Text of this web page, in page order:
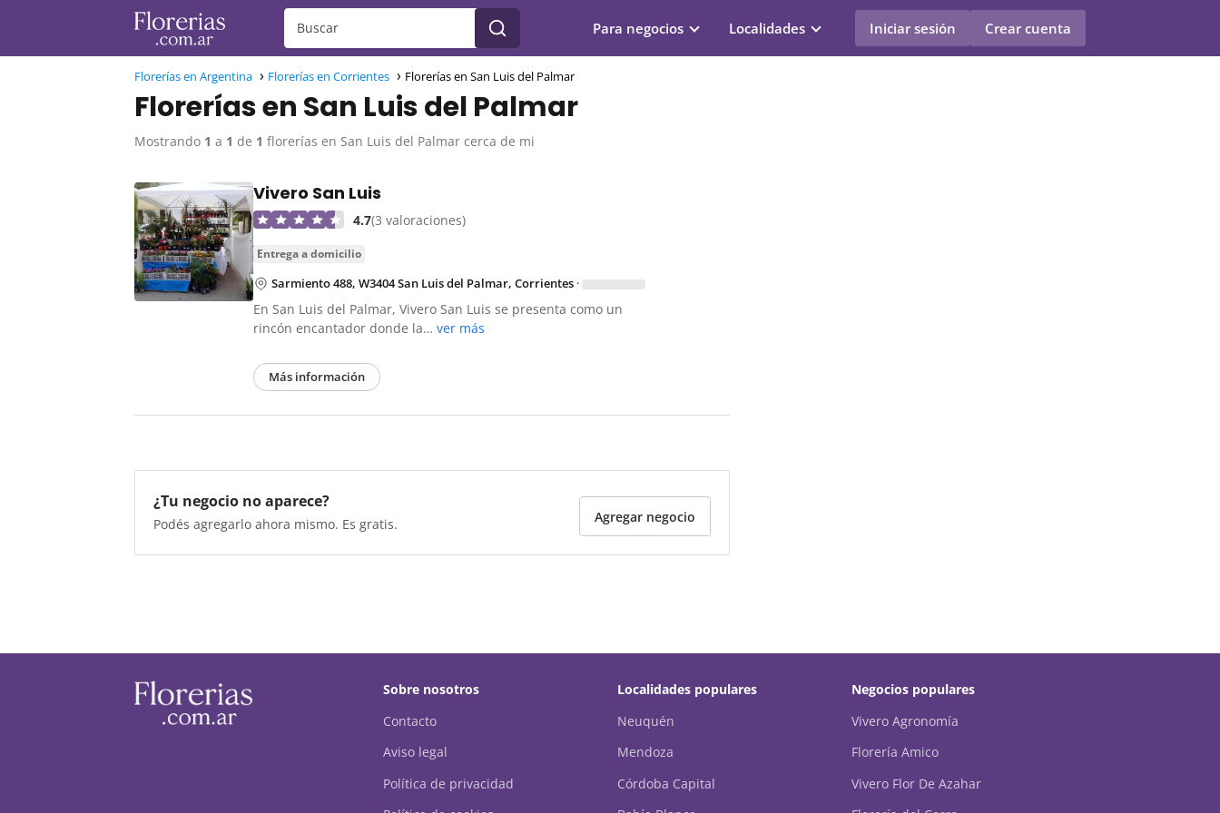
Para negocios Localidades Iniciar sesión Crear cuenta
Florerías en Argentina Florerías en Corrientes Florerías en San Luis del Palmar
Florerías en San Luis del Palmar
Mostrando 1 a 1 de 1 florerías en San Luis del Palmar cerca de mi
Vivero San Luis
4.7(3 valoraciones)
entrega a domicilio
Sarmiento 488, W3404 San Luis del Palmar, Corrientes ·
En San Luis del Palmar, Vivero San Luis se presenta como un
rincón encantador donde la…ver más
Más información
¿Tu negocio no aparece?
Podés agregarlo ahora mismo. Es gratis. Agregar negocio
Sobre nosotros
Contacto
Aviso legal
Política de privacidad
Localidades populares
Neuquén
Mendoza
Córdoba Capital
Negocios populares
Vivero Agronomía
Florería Amico
Vivero Flor De Azahar